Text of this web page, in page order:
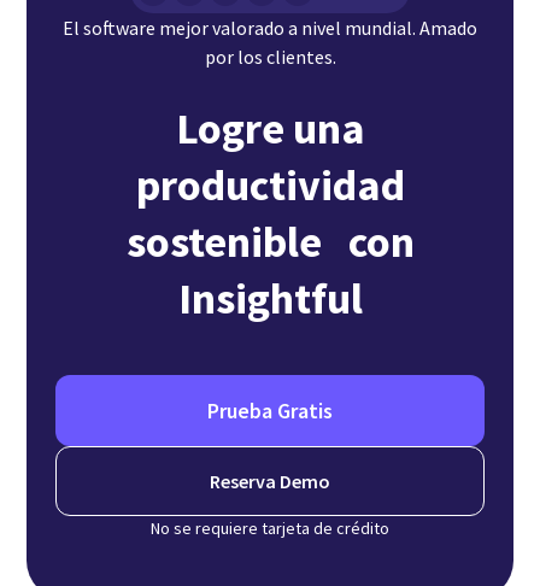
El software mejor valorado a nivel mundial. Amado
por los clientes.
Logre una
productividad
sostenible con
Insightful
Prueba Gratis
Reserva Demo
No se requiere tarjeta de crédito